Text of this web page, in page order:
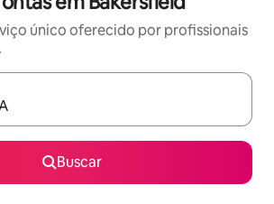
único oferecido por profissionais
estiverem disponíveis, explore-os
Buscar